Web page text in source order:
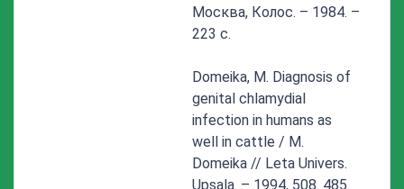
Москва, Колос. – 1984. –
223 с.
Domeika, M. Diagnosis of
genital chlamydial
infection in humans as
well in cattle / M.
Domeika // Leta Univers.
Upsala. – 1994, 508. 485.